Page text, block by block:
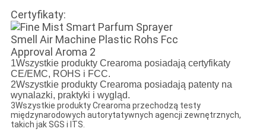
Certyfikaty:
1Wszystkie produkty Crearoma posiadają certyfikaty
CE/EMC, ROHS i FCC.
2Wszystkie produkty Crearoma posiadają patenty na
wynalazki, praktyki i wygląd.
3Wszystkie produkty Crearoma przechodzą testy
międzynarodowych autorytatywnych agencji zewnętrznych,
takich jak SGS i ITS.